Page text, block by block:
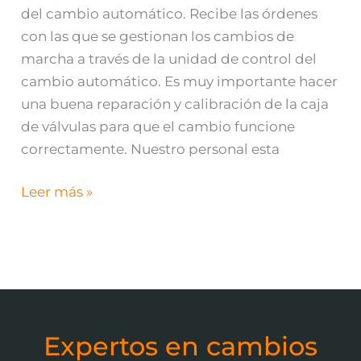
del cambio automático. Recibe las órdenes
con las que se gestionan los cambios de
marcha a través de la unidad de control del
cambio automático. Es muy importante hacer
una buena reparación y calibración de la caja
de válvulas para que el cambio funcione
correctamente. Nuestro personal esta
Leer más »
Expertos en cambios